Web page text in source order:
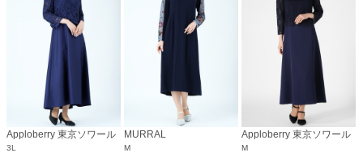
Apploberry 東京ソワール
3L
MURRAL
M
Apploberry 東京ソワール
M